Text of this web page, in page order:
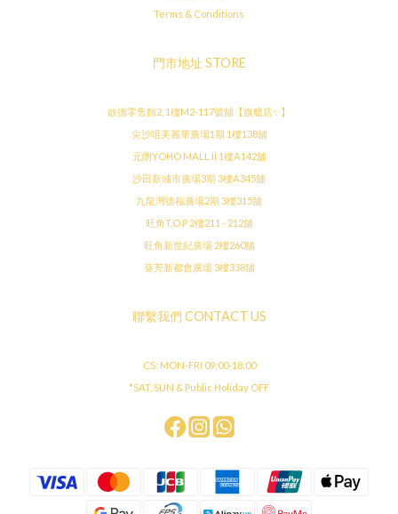
Terms & Conditions
門市地址 STORE
啟德零售館2, 1樓M2-117號舖【旗艦店✨】
尖沙咀美麗華廣場1期 1樓138舖
元朗YOHO MALL II 1樓A142舖
沙田新城市廣場3期 3樓A345舖
九龍灣德福廣場2期 3樓315舖
旺角T.O.P 2樓211 - 212舖
旺角新世紀廣場 2樓260舖
葵芳新都會廣場 3樓338舖
聯繫我們 CONTACT US
CS: MON-FRI 09:00-18:00
*SAT, SUN & Public Holiday OFF